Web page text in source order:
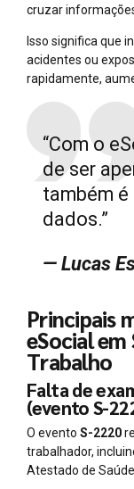
cruzar
Isso significa que
acidentes ou
rapidamente,
“Com o
de ser
também
dados.”
— Lucas
Principais
eSocial em
Trabalho
Falta de
(evento S-
O evento S-2220
trabalhador,
Atestado de